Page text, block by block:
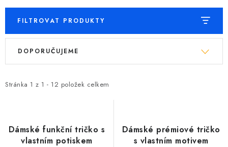
FILTROVAT PRODUKTY
V
i
r
Stránka 1 z 1 - 12 položek celkem
Ř
e
p
DOPORUČUJEME
Dámské funkční tričko s
vlastním potiskem
Dámské prémiové tričko
s vlastním motivem